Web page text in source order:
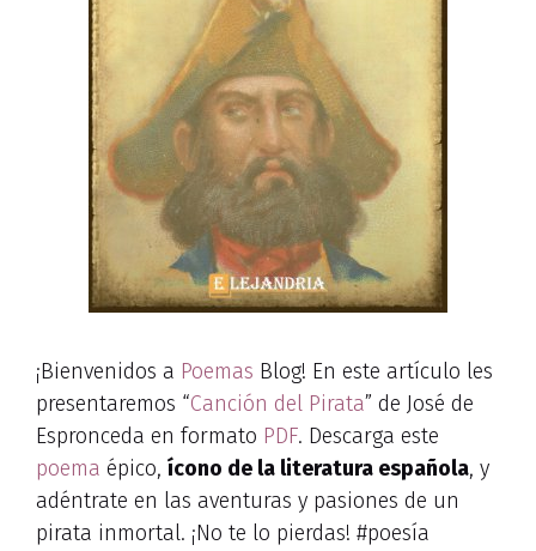
¡Bienvenidos a Poemas Blog! En este artículo les
presentaremos “Canción del Pirata” de José de
Espronceda en formato PDF. Descarga este
poema épico, ícono de la literatura española, y
adéntrate en las aventuras y pasiones de un
pirata inmortal. ¡No te lo pierdas! #poesía